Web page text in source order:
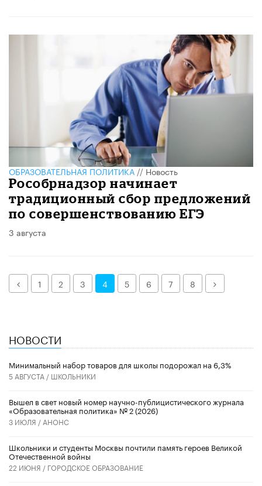
ОБРАЗОВАТЕЛЬНАЯ ПОЛИТИКА//Новость
Рособрнадзор начинает
традиционный сбор предложений
по совершенствованию ЕГЭ
3 августа
Назад1 2 3 4 5 6 7 8 Далее
НОВОСТИ
Минимальный набор товаров для школы подорожал на 6,3%
5 АВГУСТА / ШКОЛЬНИКИ
Вышел в свет новый номер научно-публицистического журнала
«Образовательная политика» № 2 (2026)
3 ИЮЛЯ / АНОНС
Школьники и студенты Москвы почтили память героев Великой
Отечественной войны
22 ИЮНЯ / ГОРОДСКОЕ ОБРАЗОВАНИЕ